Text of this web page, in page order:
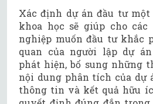
Xác định dự án đầu tư
khoa học sẽ giúp cho các
nghiệp muốn đầu tư khắc
quan của người lập dự
phát hiện, bổ sung những
nội dung phân tích của dự
thông tin và kết quả hữu